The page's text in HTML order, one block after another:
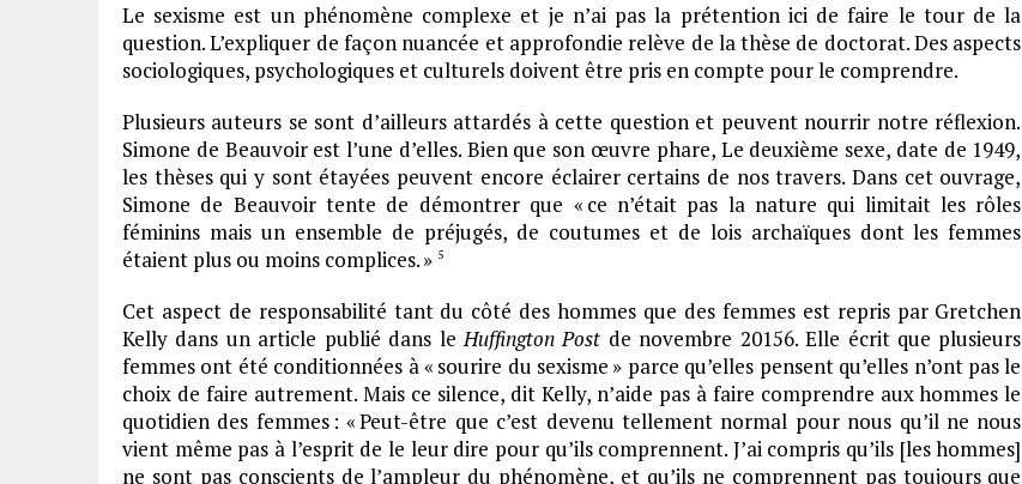
Le sexisme est un phénomène complexe et je n’ai pas la prétention ici de faire le tour de la
question. L’expliquer de façon nuancée et approfondie relève de la thèse de doctorat. Des aspects
sociologiques, psychologiques et culturels doivent être pris en compte pour le comprendre.
Plusieurs auteurs se sont d’ailleurs attardés à cette question et peuvent nourrir notre réflexion.
Simone de Beauvoir est l’une d’elles. Bien que son œuvre phare, Le deuxième sexe, date de 1949,
les thèses qui y sont étayées peuvent encore éclairer certains de nos travers. Dans cet ouvrage,
Simone de Beauvoir tente de démontrer que « ce n’était pas la nature qui limitait les rôles
féminins mais un ensemble de préjugés, de coutumes et de lois archaïques dont les femmes
étaient plus ou moins complices. » 5
Cet aspect de responsabilité tant du côté des hommes que des femmes est repris par Gretchen
Kelly dans un article publié dans leHuffington Post de novembre 20156. Elle écrit que plusieurs
femmes ont été conditionnées à « sourire du sexisme » parce qu’elles pensent qu’elles n’ont pas le
choix de faire autrement. Mais ce silence, dit Kelly, n’aide pas à faire comprendre aux hommes le
quotidien des femmes : « Peut-être que c’est devenu tellement normal pour nous qu’il ne nous
vient même pas à l’esprit de le leur dire pour qu’ils comprennent. J’ai compris qu’ils [les hommes]
ne sont pas conscients de l’ampleur du phénomène, et qu’ils ne comprennent pas toujours que